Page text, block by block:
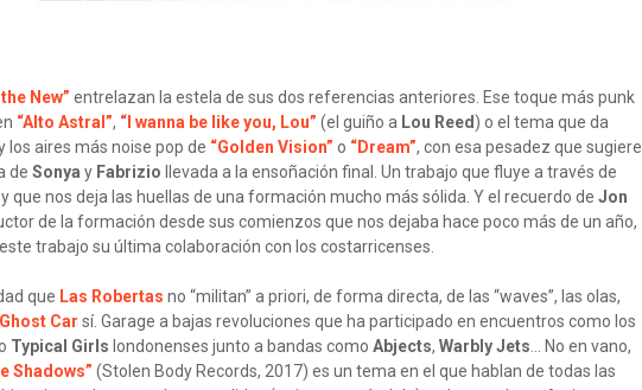
New” entrelazan la estela de sus dos referencias anteriores. Ese toque más punk
“Alto Astral”, “I wanna be like you, Lou” (el guiño a Lou Reed ) o el tema que da
los aires más noise pop de “Golden Vision” o “Dream”, con esa pesadez que sugiere
de Sonya y Fabrizio
llevada a la ensoñación final. Un trabajo que fluye a través de
que nos deja las huellas de una formación mucho más sólida. Y el recuerdo de Jon
de la formación desde sus comienzos que nos dejaba hace poco más de un año,
trabajo su última colaboración con los costarricenses.
que Las Robertas no “militan” a priori, de forma directa, de las “waves”, las olas,
Ghost Car sí. Garage a bajas revoluciones que ha participado en encuentros como los
Typical Girls londonenses junto a bandas como Abjects, Warbly Jets … No en vano,
Shadows” (Stolen Body Records, 2017) es un tema en el que hablan de todas las